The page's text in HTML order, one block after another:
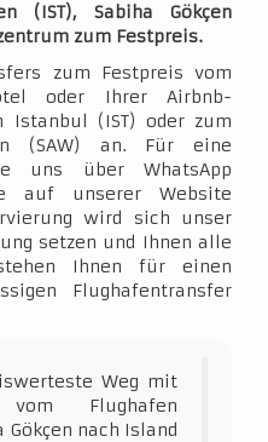
(IST), Sabiha Gökçen
zum Festpreis.
zum Festpreis vom
oder Ihrer Airbnb-
Istanbul (IST) oder zum
(SAW) an. Für eine
uns über WhatsApp
auf unserer Website
wird sich unser
setzen und Ihnen alle
Ihnen für einen
Flughafentransfer
Weg mit
vom Flughafen
nach Island